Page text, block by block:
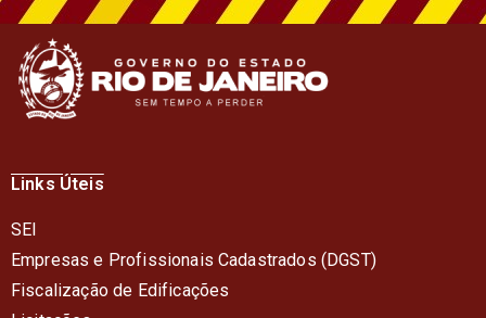
Links Úteis
SEI
Empresas e Profissionais Cadastrados (DGST)
Fiscalização de Edificações